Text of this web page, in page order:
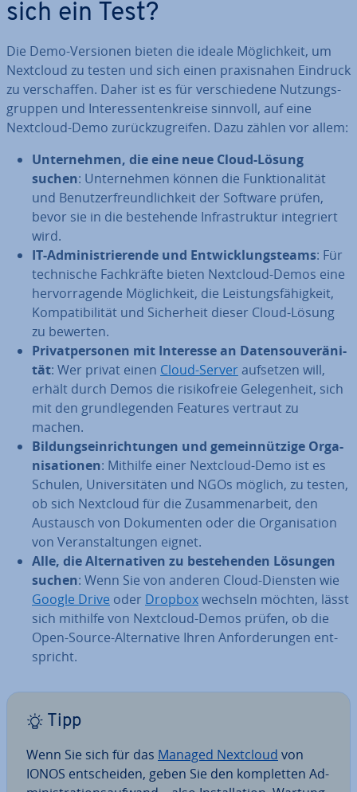
sich ein Test?
Die Demo-Versionen bieten die ideale Mög­lich­keit, um
Nextcloud zu testen und sich einen pra­xis­na­hen Eindruck
zu ver­schaf­fen. Daher ist es für ver­schie­de­ne Nut­zungs­
grup­pen und In­ter­es­sen­ten­krei­se sinnvoll, auf eine
Nextcloud-Demo zu­rück­zu­grei­fen. Dazu zählen vor allem:
Un­ter­neh­men, die eine neue Cloud-Lösung
suchen: Un­ter­neh­men können die Funk­tio­na­li­tät
und Be­nut­zer­freund­lich­keit der Software prüfen,
bevor sie in die be­stehen­de In­fra­struk­tur in­te­griert
wird.
IT-Ad­mi­nis­trie­ren­de und Ent­wick­lungs­teams: Für
tech­ni­sche Fach­kräf­te bieten Nextcloud-Demos eine
her­vor­ra­gen­de Mög­lich­keit, die Leis­tungs­fä­hig­keit,
Kom­pa­ti­bi­li­tät und Si­cher­heit dieser Cloud-Lösung
zu bewerten.
Pri­vat­per­so­nen mit Interesse an Da­ten­sou­ve­rä­ni­
tät: Wer privat einen Cloud-Serveraufsetzen will,
erhält durch Demos die ri­si­ko­freie Ge­le­gen­heit, sich
mit den grund­le­gen­den Features vertraut zu
machen.
Bil­dungs­ein­rich­tun­gen und ge­mein­nüt­zi­ge Or­ga­
ni­sa­tio­nen: Mithilfe einer Nextcloud-Demo ist es
Schulen, Uni­ver­si­tä­ten und NGOs möglich, zu testen,
ob sich Nextcloud für die Zu­sam­men­ar­beit, den
Austausch von Do­ku­men­ten oder die Or­ga­ni­sa­ti­on
von Ver­an­stal­tun­gen eignet.
Alle, die Al­ter­na­ti­ven zu be­stehen­den Lösungen
suchen: Wenn Sie von anderen Cloud-Diensten wie
Google Drive oder Dropboxwechseln möchten, lässt
sich mithilfe von Nextcloud-Demos prüfen, ob die
Open-Source-Al­ter­na­ti­ve Ihren An­for­de­run­gen ent­
spricht.
Tipp
Wenn Sie sich für das Managed Nextcloud von
IONOS ent­schei­den, geben Sie den kom­plet­ten Ad­